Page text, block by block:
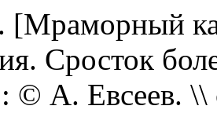
[Мраморный
Сросток
© А. Евсеев. \\